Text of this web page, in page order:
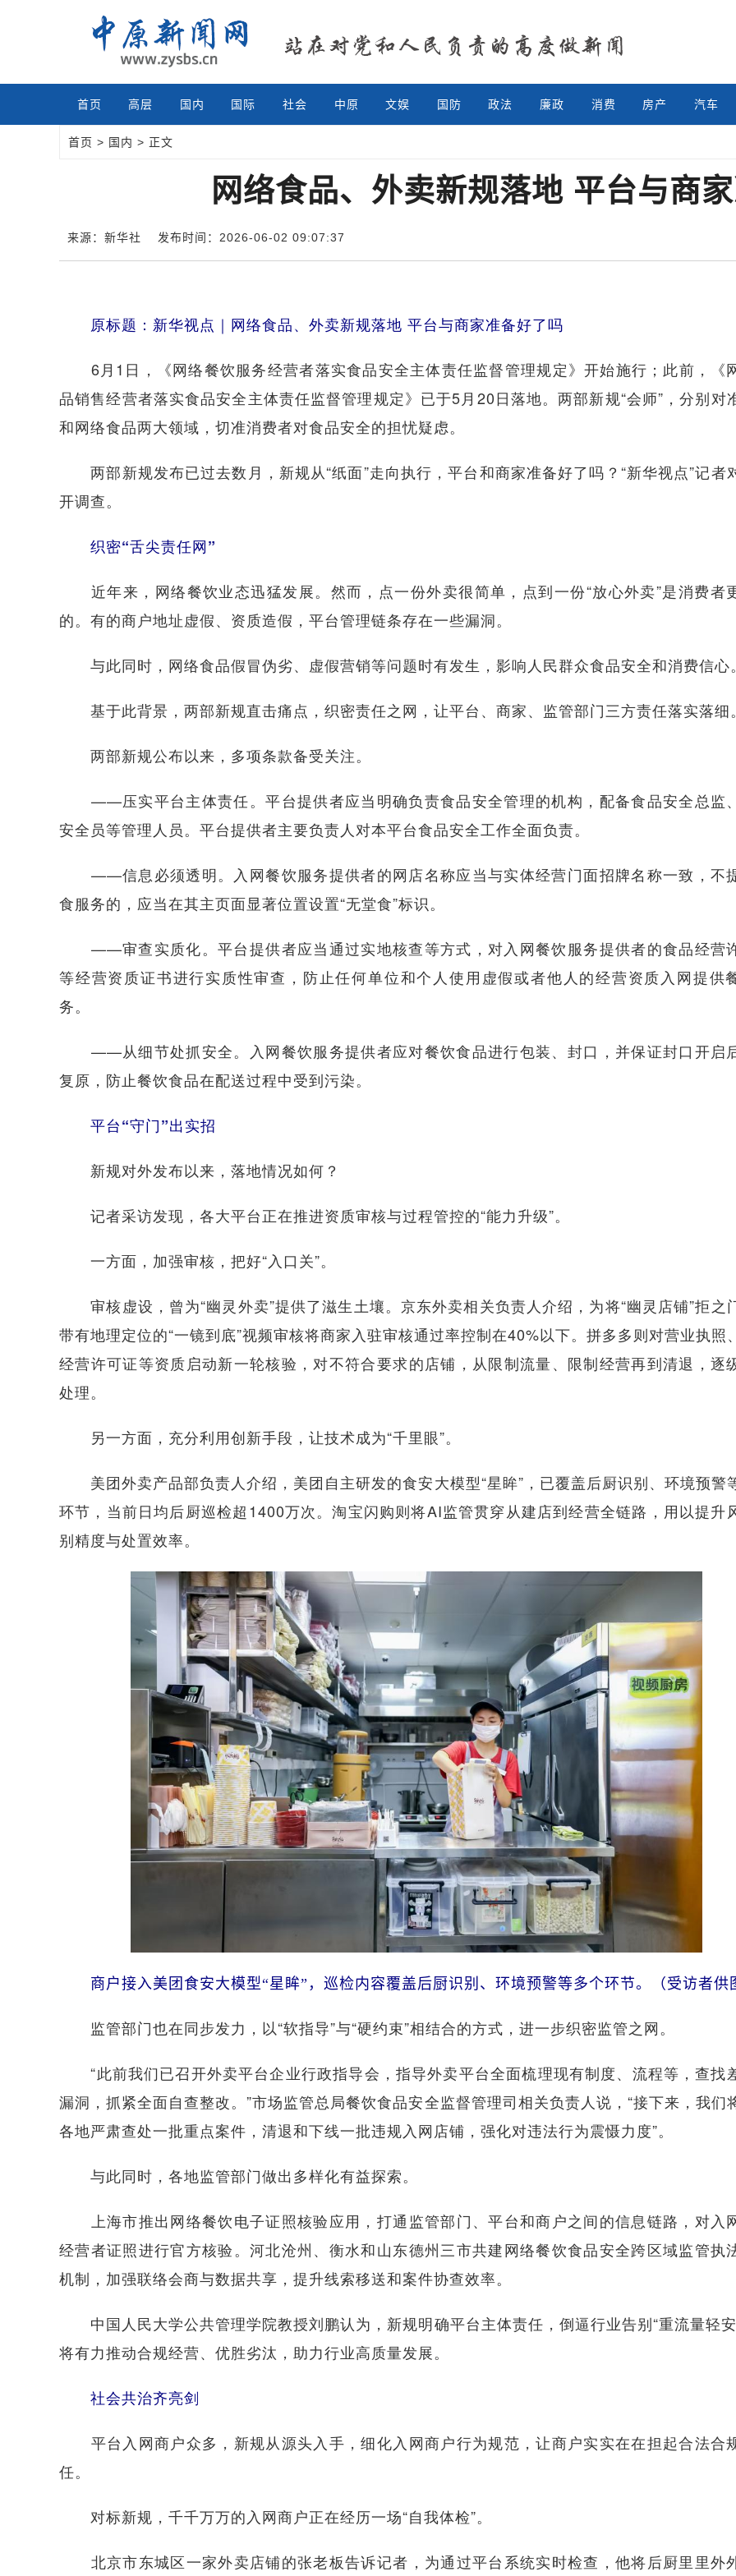
首页 高层 国内 国际 社会 中原 文娱 国防 政法 廉政 消费 房产 汽车
首页 > 国内 > 正文
网络食品、外卖新规落地 平台与商
来源：新华社 发布时间：2026-06-02 09:07:37
原标题：新华视点｜网络食品、外卖新规落地 平台与商家准备好了吗
6月1日，《网络餐饮服务经营者落实食品安全主体责任监督管理规定》开始施行；此前，《
品销售经营者落实食品安全主体责任监督管理规定》已于5月20日落地。两部新规“会师”，分别对
和网络食品两大领域，切准消费者对食品安全的担忧疑虑。
两部新规发布已过去数月，新规从“纸面”走向执行，平台和商家准备好了吗？“新华视点”记者
开调查。
织密“舌尖责任网”
近年来，网络餐饮业态迅猛发展。然而，点一份外卖很简单，点到一份“放心外卖”是消费者
的。有的商户地址虚假、资质造假，平台管理链条存在一些漏洞。
与此同时，网络食品假冒伪劣、虚假营销等问题时有发生，影响人民群众食品安全和消费信心。
基于此背景，两部新规直击痛点，织密责任之网，让平台、商家、监管部门三方责任落实落细。
两部新规公布以来，多项条款备受关注。
——压实平台主体责任。平台提供者应当明确负责食品安全管理的机构，配备食品安全总监
安全员等管理人员。平台提供者主要负责人对本平台食品安全工作全面负责。
——信息必须透明。入网餐饮服务提供者的网店名称应当与实体经营门面招牌名称一致，不
食服务的，应当在其主页面显著位置设置“无堂食”标识。
——审查实质化。平台提供者应当通过实地核查等方式，对入网餐饮服务提供者的食品经营
等经营资质证书进行实质性审查，防止任何单位和个人使用虚假或者他人的经营资质入网提供
务。
——从细节处抓安全。入网餐饮服务提供者应对餐饮食品进行包装、封口，并保证封口开启
复原，防止餐饮食品在配送过程中受到污染。
平台“守门”出实招
新规对外发布以来，落地情况如何？
记者采访发现，各大平台正在推进资质审核与过程管控的“能力升级”。
一方面，加强审核，把好“入口关”。
审核虚设，曾为“幽灵外卖”提供了滋生土壤。京东外卖相关负责人介绍，为将“幽灵店铺”拒之
带有地理定位的“一镜到底”视频审核将商家入驻审核通过率控制在40%以下。拼多多则对营业执照
经营许可证等资质启动新一轮核验，对不符合要求的店铺，从限制流量、限制经营再到清退，逐
处理。
另一方面，充分利用创新手段，让技术成为“千里眼”。
美团外卖产品部负责人介绍，美团自主研发的食安大模型“星眸”，已覆盖后厨识别、环境预警
环节，当前日均后厨巡检超1400万次。淘宝闪购则将AI监管贯穿从建店到经营全链路，用以提升
别精度与处置效率。
商户接入美团食安大模型“星眸”，巡检内容覆盖后厨识别、环境预警等多个环节。（受访者供
监管部门也在同步发力，以“软指导”与“硬约束”相结合的方式，进一步织密监管之网。
“此前我们已召开外卖平台企业行政指导会，指导外卖平台全面梳理现有制度、流程等，查找
漏洞，抓紧全面自查整改。”市场监管总局餐饮食品安全监督管理司相关负责人说，“接下来，我们
各地严肃查处一批重点案件，清退和下线一批违规入网店铺，强化对违法行为震慑力度”。
与此同时，各地监管部门做出多样化有益探索。
上海市推出网络餐饮电子证照核验应用，打通监管部门、平台和商户之间的信息链路，对入
经营者证照进行官方核验。河北沧州、衡水和山东德州三市共建网络餐饮食品安全跨区域监管执
机制，加强联络会商与数据共享，提升线索移送和案件协查效率。
中国人民大学公共管理学院教授刘鹏认为，新规明确平台主体责任，倒逼行业告别“重流量轻安
将有力推动合规经营、优胜劣汰，助力行业高质量发展。
社会共治齐亮剑
平台入网商户众多，新规从源头入手，细化入网商户行为规范，让商户实实在在担起合法合
任。
对标新规，千千万万的入网商户正在经历一场“自我体检”。
北京市东城区一家外卖店铺的张老板告诉记者，为通过平台系统实时检查，他将后厨里里外